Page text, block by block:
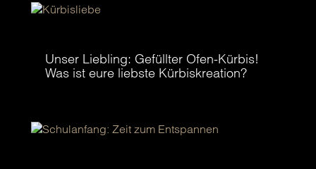
Unser Liebling: Gefüllter Ofen-Kürbis!
Was ist eure liebste Kürbiskreation?